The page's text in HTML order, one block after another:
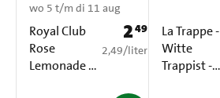
Royal Club
Rose
Lemonade 0
wo 5 t/m di 11 aug
Prijs: € 2,49
249
€ 2,49 per liter
2,49/liter
La Trappe -
Witte
Trappist -